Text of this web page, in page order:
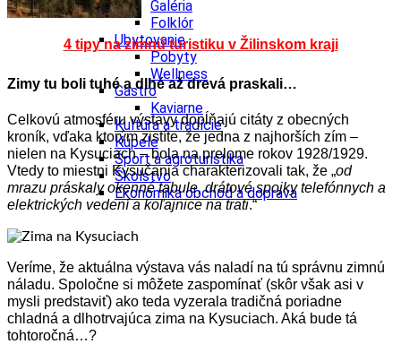
Galéria
Folklór
Ubytovanie
Pobyty
Wellness
Gastro
Kaviarne
Kultúra a tradície
Kúpele
Šport a agroturistika
Školstvo
Ekonomika obchod a doprava
4 tipy na zimnú turistiku v Žilinskom kraji
Zimy tu boli tuhé a dlhé až drevá praskali…
Celkovú atmosféru výstavy dopĺňajú citáty z obecných
kroník, vďaka ktorým zistíte, že jedna z najhorších zím –
nielen na Kysuciach – bola na prelome rokov 1928/1929.
Vtedy to miestni Kysučania charakterizovali tak, že „od
mrazu práskaly okenné tabule, drátové spojky telefónnych a
elektrických vedení a koľajnice na trati.“
Veríme, že aktuálna výstava vás naladí na tú správnu zimnú
náladu. Spoločne si môžete zaspomínať (skôr však asi v
mysli predstaviť) ako teda vyzerala tradičná poriadne
chladná a dlhotrvajúca zima na Kysuciach. Aká bude tá
tohtoročná…?